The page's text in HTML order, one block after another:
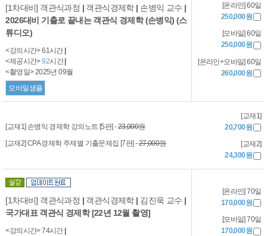
[1차대비] 객관식과정 | 객관식경제학 | 손병익 교수 |
2026대비 기출로 끝내는 객관식 경제학 (손병익) (스
튜디오)
<강의시간> 61시간
<제공시간>92시간
<촬영일> 2025년 09월
모바일샘플
[온라인] 60일
250,000원
[모바일] 60일
250,000원
[온라인+모바일] 60일
260,000원
[교재1] 손병익 경제학 강의노트 [5판] -23,000원
[교재2] CPA 경제학 주제별 기출문제집 [7판] -27,000원
[교재1]
20,700원
[교재2]
24,300원
[1차대비] 객관식과정 | 객관식경제학 | 김진욱 교수 |
국가대표 객관식 경제학 [22년 12월 촬영]
<강의시간> 74시간
[온라인] 70일
170,000원
[모바일] 70일
170,000원